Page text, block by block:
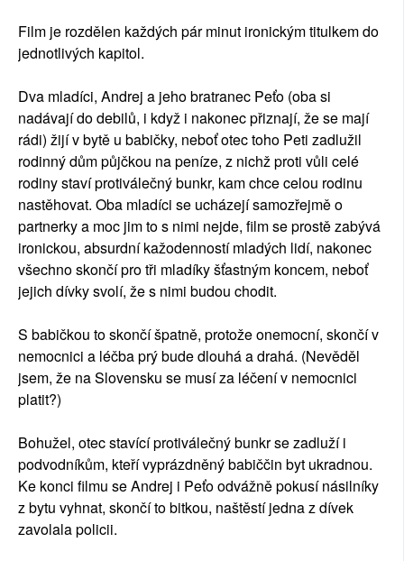
Film je rozdělen každých pár minut ironickým titulkem do
jednotlivých kapitol.
Dva mladíci, Andrej a jeho bratranec Peťo (oba si
nadávají do debilů, i když i nakonec přiznají, že se mají
rádi) žijí v bytě u babičky, neboť otec toho Peti zadlužil
rodinný dům půjčkou na peníze, z nichž proti vůli celé
rodiny staví protiválečný bunkr, kam chce celou rodinu
nastěhovat. Oba mladíci se ucházejí samozřejmě o
partnerky a moc jim to s nimi nejde, film se prostě zabývá
ironickou, absurdní kažodenností mladých lidí, nakonec
všechno skončí pro tři mladíky šťastným koncem, neboť
jejich dívky svolí, že s nimi budou chodit.
S babičkou to skončí špatně, protože onemocní, skončí v
nemocnici a léčba prý bude dlouhá a drahá. (Nevěděl
jsem, že na Slovensku se musí za léčení v nemocnici
platit?)
Bohužel, otec stavící protiválečný bunkr se zadluží i
podvodníkům, kteří vyprázdněný babiččin byt ukradnou.
Ke konci filmu se Andrej i Peťo odvážně pokusí násilníky
z bytu vyhnat, skončí to bitkou, naštěstí jedna z dívek
zavolala policii.